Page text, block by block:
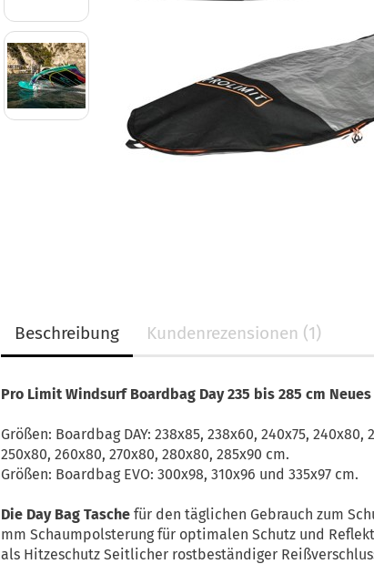
Beschreibung Kundenrezensionen (1)
Pro Limit Windsurf Boardbag Day 235 bis 285 cm
Größen: Boardbag DAY: 238x85, 238x60, 240x75, 240x80,
250x80, 260x80, 270x80, 280x80, 285x90 cm.
Größen: Boardbag EVO: 300x98, 310x96 und 335x97 cm.
Die Day Bag Tasche für den täglichen Gebrauch zum
mm Schaumpolsterung für optimalen Schutz und
als Hitzeschutz Seitlicher rostbeständiger